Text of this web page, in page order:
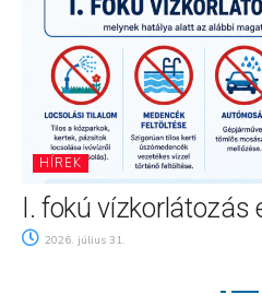
HÍREK
I. fokú vízkorlátozás
2026. július 31.